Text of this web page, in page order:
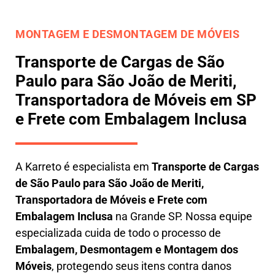
MONTAGEM E DESMONTAGEM DE MÓVEIS
Transporte de Cargas de São
Paulo para São João de Meriti,
Transportadora de Móveis em SP
e Frete com Embalagem Inclusa
A Karretoé especialista em Transporte de Cargas
de São Paulo para São João de Meriti,
Transportadora de Móveis e Frete com
Embalagem Inclusa na Grande SP. Nossa equipe
especializada cuida de todo o processo de
Embalagem, Desmontagem e Montagem dos
Móveis, protegendo seus itens contra danos